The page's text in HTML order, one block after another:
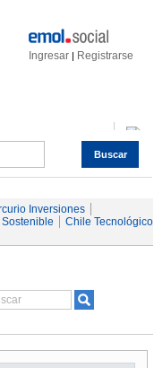
Ingresar | Registrarse
Buscar
Servicios
Inversiones
Sostenible
Chile Tecnológico